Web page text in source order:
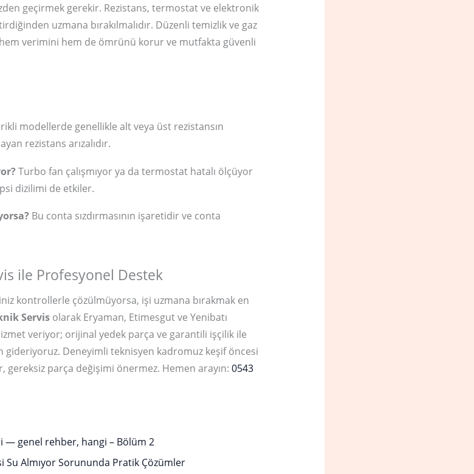
geçirmek gerekir. Rezistans, termostat ve elektronik
uzmana bırakılmalıdır. Düzenli temizlik ve gaz
hem verimini hem de ömrünü korur ve mutfakta güvenli
modellerde genellikle alt veya üst rezistansın
rezistans arızalıdır.
Turbo fan çalışmıyor ya da termostat hatalı ölçüyor
dizilimi de etkiler.
Bu conta sızdırmasının işaretidir ve conta
ile Profesyonel Destek
kontrollerle çözülmüyorsa, işi uzmana bırakmak en
Servis olarak Eryaman, Etimesgut ve Yenibatı
veriyor; orijinal yedek parça ve garantili işçilik ile
gideriyoruz. Deneyimli teknisyen kadromuz keşif öncesi
gereksiz parça değişimi önermez. Hemen arayın:0543
— genel rehber, hangi – Bölüm 2
Su Almıyor Sorununda Pratik Çözümler